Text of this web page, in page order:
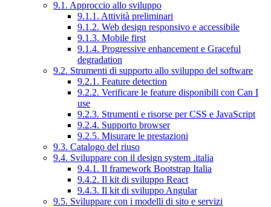
9.1. Approccio allo sviluppo
9.1.1. Attività preliminari
9.1.2. Web design responsivo e accessibile
9.1.3. Mobile first
9.1.4. Progressive enhancement e Graceful
degradation
9.2. Strumenti di supporto allo sviluppo del software
9.2.1. Feature detection
9.2.2. Verificare le feature disponibili con Can I
use
9.2.3. Strumenti e risorse per CSS e JavaScript
9.2.4. Supporto browser
9.2.5. Misurare le prestazioni
9.3. Catalogo del riuso
9.4. Sviluppare con il design system .italia
9.4.1. Il framework Bootstrap Italia
9.4.2. Il kit di sviluppo React
9.4.3. Il kit di sviluppo Angular
9.5. Sviluppare con i modelli di sito e servizi